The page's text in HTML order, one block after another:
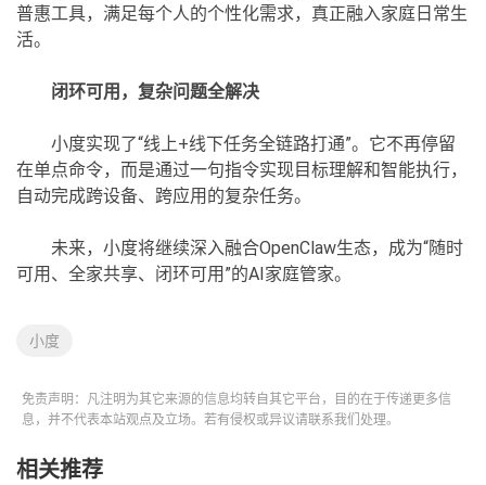
普惠工具，满足每个人的个性化需求，真正融入家庭日常生
活。
闭环可用，复杂问题全解决
小度实现了“线上+线下任务全链路打通”。它不再停留
在单点命令，而是通过一句指令实现目标理解和智能执行，
自动完成跨设备、跨应用的复杂任务。
未来，小度将继续深入融合OpenClaw生态，成为“随时
可用、全家共享、闭环可用”的AI家庭管家。
小度
免责声明：凡注明为其它来源的信息均转自其它平台，目的在于传递更多信
息，并不代表本站观点及立场。若有侵权或异议请联系我们处理。
相关推荐